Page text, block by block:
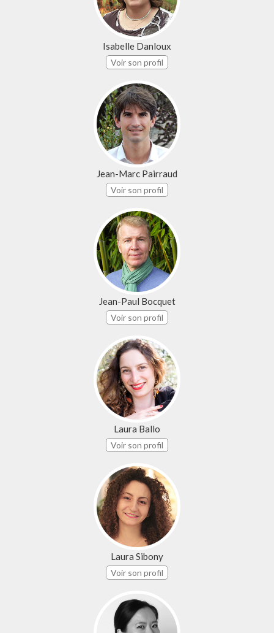
Isabelle Danloux
Voir son profil
Jean-Marc Pairraud
Voir son profil
Jean-Paul Bocquet
Voir son profil
Laura Ballo
Voir son profil
Laura Sibony
Voir son profil